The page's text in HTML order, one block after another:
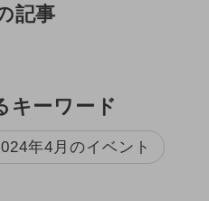
記事
キーワード
年4月のイベント